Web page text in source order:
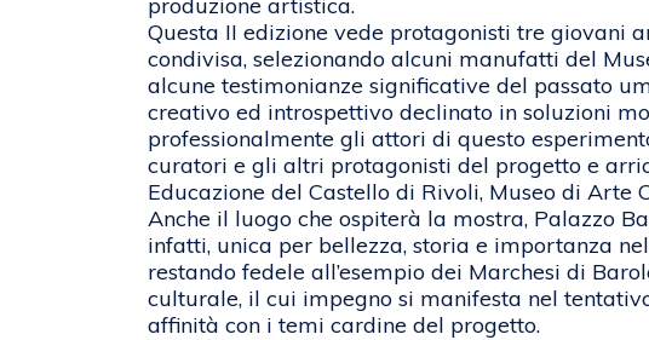
Questa II edizione vede protagonisti tre giovani
condivisa, selezionando alcuni manufatti del
alcune testimonianze significative del passato
creativo ed introspettivo declinato in soluzioni
professionalmente gli attori di questo
curatori e gli altri protagonisti del progetto e
Educazione del Castello di Rivoli, Museo di Arte
Anche il luogo che ospiterà la mostra, Palazzo
infatti, unica per bellezza, storia e importanza
restando fedele all’esempio dei Marchesi di
culturale, il cui impegno si manifesta nel
affinità con i temi cardine del progetto.